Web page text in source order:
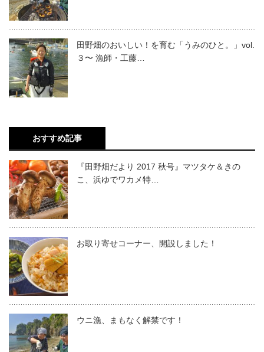
田野畑のおいしい！を育む「うみのひと。」vol.
３〜 漁師・工藤…
おすすめ記事
『田野畑だより 2017 秋号』マツタケ＆きの
こ、浜ゆでワカメ特…
お取り寄せコーナー、開設しました！
ウニ漁、まもなく解禁です！